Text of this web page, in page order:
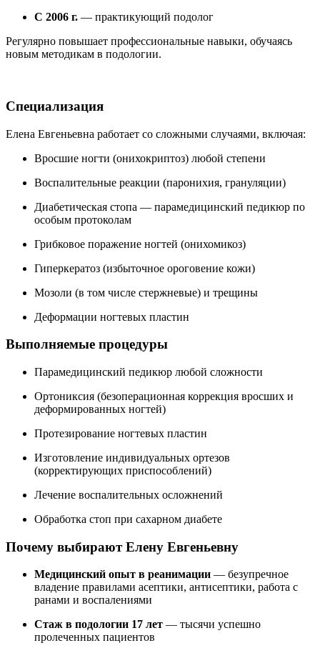
С 2006 г. — практикующий подолог
Регулярно повышает профессиональные навыки, обучаясь
новым методикам в подологии.
Специализация
Елена Евгеньевна работает со сложными случаями, включая:
Вросшие ногти (онихокриптоз) любой степени
Воспалительные реакции (паронихия, грануляции)
Диабетическая стопа — парамедицинский педикюр по
особым протоколам
Грибковое поражение ногтей (онихомикоз)
Гиперкератоз (избыточное ороговение кожи)
Мозоли (в том числе стержневые) и трещины
Деформации ногтевых пластин
Выполняемые процедуры
Парамедицинский педикюр любой сложности
Ортониксия (безоперационная коррекция вросших и
деформированных ногтей)
Протезирование ногтевых пластин
Изготовление индивидуальных ортезов
(корректирующих приспособлений)
Лечение воспалительных осложнений
Обработка стоп при сахарном диабете
Почему выбирают Елену Евгеньевну
Медицинский опыт в реанимации — безупречное
владение правилами асептики, антисептики, работа с
ранами и воспалениями
Стаж в подологии 17 лет — тысячи успешно
пролеченных пациентов